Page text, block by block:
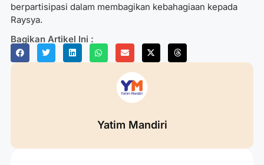
berpartisipasi dalam membagikan kebahagiaan kepada
Raysya.
Bagikan Artikel Ini :
Yatim Mandiri